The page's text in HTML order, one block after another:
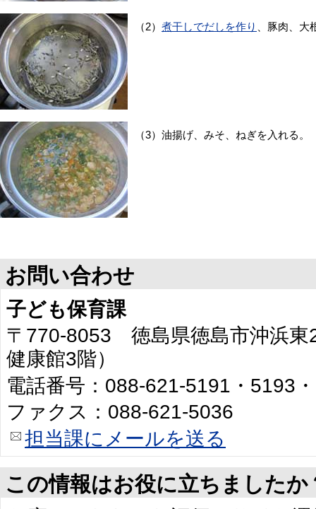
（2） 煮干しでだしを作り 、豚肉、
（3）油揚げ、みそ、ねぎを入れる。
お問い合わせ
子ども保育課
〒770-8053 徳島県徳島市沖浜東
健康館3階）
電話番号：088-621-5191・5193
ファクス：088-621-5036
担当課にメールを送る
この情報はお役に立ちましたか